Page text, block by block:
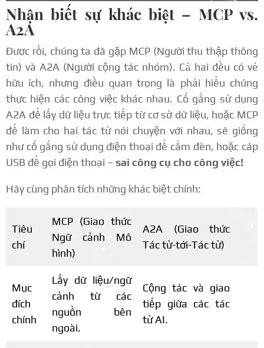
Nhận biết sự khác biệt – MCP vs.
A2A
Được rồi, chúng ta đã gặp MCP (Người thu thập thông
tin) và A2A (Người cộng tác nhóm). Cả hai đều có vẻ
hữu ích, nhưng điều quan trọng là phải hiểu chúng
thực hiện các công việc khác nhau. Cố gắng sử dụng
A2A để lấy dữ liệu trực tiếp từ cơ sở dữ liệu, hoặc MCP
để làm cho hai tác tử nói chuyện với nhau, sẽ giống
như cố gắng sử dụng điện thoại để cắm đèn, hoặc cáp
USB để gọi điện thoại – sai công cụ cho công việc!
Hãy cùng phân tích những khác biệt chính:
Tiêu
chí
MCP (Giao thức
Ngữ cảnh Mô
hình)
A2A (Giao thức
Tác tử-tới-Tác tử)
Mục
đích
chính
Lấy dữ liệu/ngữ
cảnh từ các
nguồn bên
ngoài.
Cộng tác và giao
tiếp giữa các tác
tử AI.